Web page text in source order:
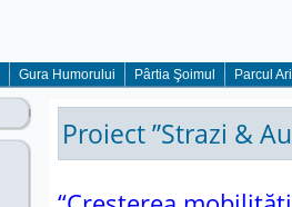
Gura Humorului Pârtia Şoimul Parcul
Proiect ”Strazi &